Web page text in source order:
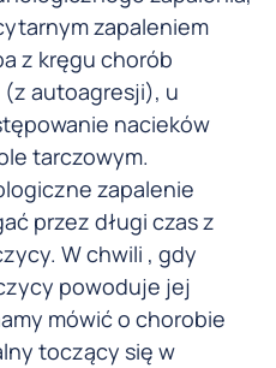
zapaleniem
z kręgu chorób
autoagresji), u
nacieków
tarczowym.
zapalenie
przez długi czas z
W chwili , gdy
powoduje jej
mówić o chorobie
toczący się w